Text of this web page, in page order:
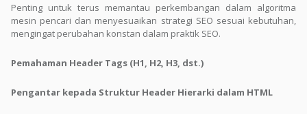
Penting untuk terus memantau perkembangan dalam algoritma
mesin pencari dan menyesuaikan strategi SEO sesuai kebutuhan,
mengingat perubahan konstan dalam praktik SEO.
Pemahaman Header Tags (H1, H2, H3, dst.)
Pengantar kepada Struktur Header Hierarki dalam HTML